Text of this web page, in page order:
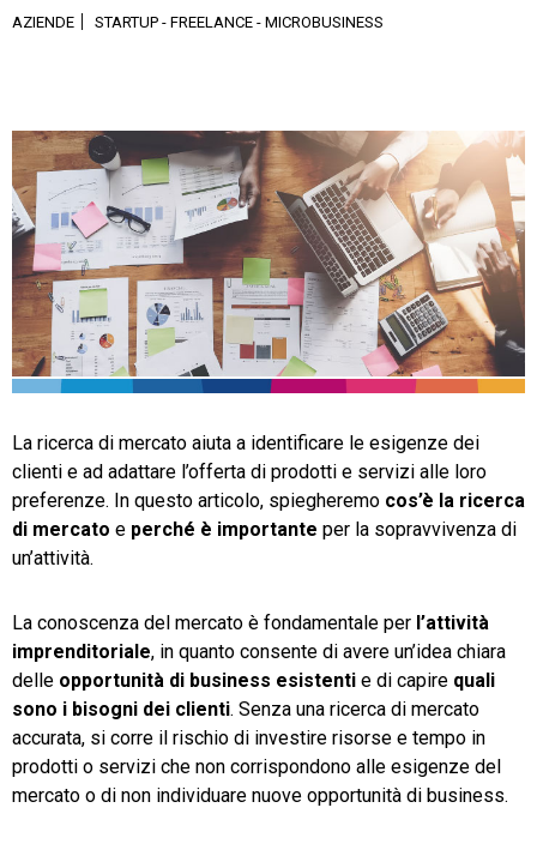
CRM
Fatturazione
Financial Solutions
HR
Trust Services
TeamSystem Corporate
TeamSystem Store
AZIENDE STARTUP - FREELANCE - MICROBUSINESS
La ricerca di mercato aiuta a identificare le esigenze dei
clienti e ad adattare l’offerta di prodotti e servizi alle loro
preferenze. In questo articolo, spiegheremo cos’è la ricerca
di mercato e perché è importante per la sopravvivenza di
un’attività.
La conoscenza del mercato è fondamentale per l’attività
imprenditoriale, in quanto consente di avere un’idea chiara
delle opportunità di business esistenti e di capire quali
sono i bisogni dei clienti. Senza una ricerca di mercato
accurata, si corre il rischio di investire risorse e tempo in
prodotti o servizi che non corrispondono alle esigenze del
mercato o di non individuare nuove opportunità di business.